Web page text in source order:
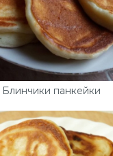
Блинчики панкейки